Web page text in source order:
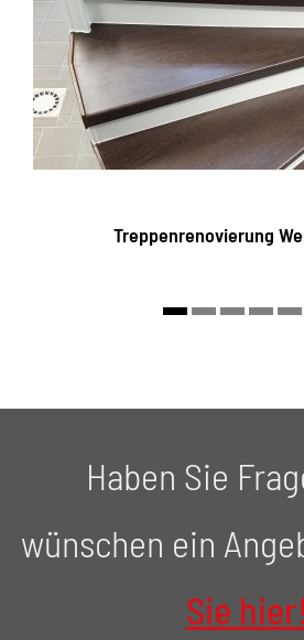
Treppenrenovierung
Haben Sie
wünschen ein
Sie hier!